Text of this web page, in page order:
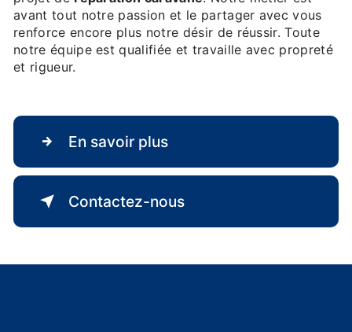
avant tout notre passion et le partager avec vous
renforce encore plus notre désir de réussir. Toute
notre équipe est qualifiée et travaille avec propreté
et rigueur.
En savoir plus
Contactez-nous